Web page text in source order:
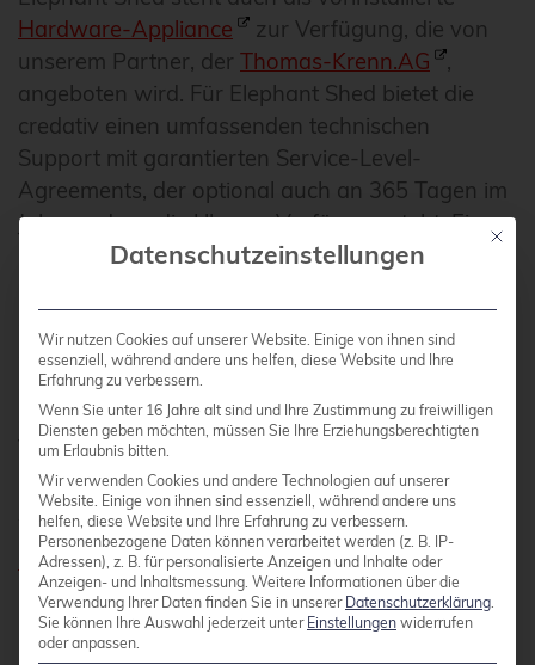
Hardware-Appliance
zur Verfügung, die von
unserem Partner, der Thomas-Krenn.AG
,
angeboten wird. Für Elephant Shed bietet die
credativ einen umfassenden technischen
Support mit garantierten Service-Level-
Agreements, der optional auch an 365 Tagen im
Jahr rund um die Uhr zur Verfügung steht. Eine
Unterstützung bei der Installation und
Shed ist selbstverständlich auch Bestandteil der
Services von credativ. Für Fragen zu Elephant
Shed und unseren Service- und
Supportleistungen stehen wir Ihnen gern zur
Verfügung.
Weitere Informationen finden Sie auf unserer
Elephant Shed-Projektseite
, sowie aufGithub
Dieser Artikel wurde ursprünglich von Philip
Mit
Datenschutzeinstellungen
Wir nutzen Cookies auf unserer Website. Einige von ihnen sind
essenziell, während andere uns helfen, diese Website und Ihre
Erfahrung zu verbessern.
Wenn Sie unter 16 Jahre alt sind und Ihre Zustimmung zu freiwilligen
Diensten geben möchten, müssen Sie Ihre Erziehungsberechtigten
um Erlaubnis bitten.
Wir verwenden Cookies und andere Technologien auf unserer
Website. Einige von ihnen sind essenziell, während andere uns
helfen, diese Website und Ihre Erfahrung zu verbessern.
Personenbezogene Daten können verarbeitet werden (z. B. IP-
Adressen), z. B. für personalisierte Anzeigen und Inhalte oder
Anzeigen- und Inhaltsmessung. Weitere Informationen über die
Verwendung Ihrer Daten finden Sie in unserer Datenschutzerklärung.
Sie können Ihre Auswahl jederzeit unter Einstellungen widerrufen
oder anpassen.